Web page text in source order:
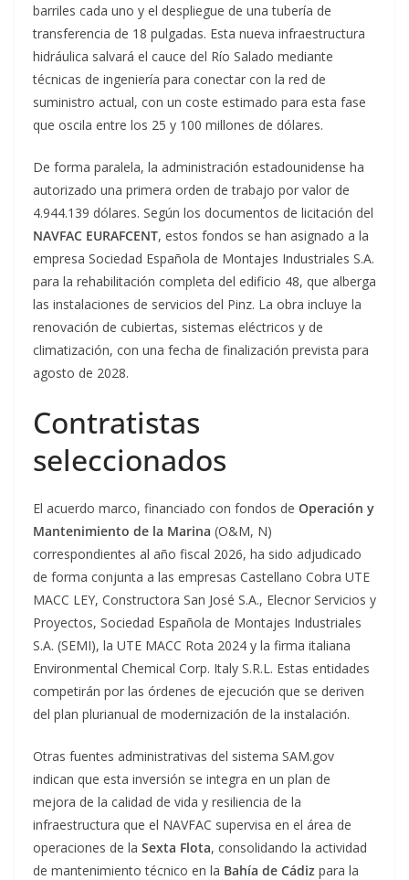
barriles cada uno y el despliegue de una tubería de
transferencia de 18 pulgadas. Esta nueva infraestructura
hidráulica salvará el cauce del Río Salado mediante
técnicas de ingeniería para conectar con la red de
suministro actual, con un coste estimado para esta fase
que oscila entre los 25 y 100 millones de dólares.
De forma paralela, la administración estadounidense ha
autorizado una primera orden de trabajo por valor de
4.944.139 dólares. Según los documentos de licitación del
NAVFAC EURAFCENT, estos fondos se han asignado a la
empresa Sociedad Española de Montajes Industriales S.A.
para la rehabilitación completa del edificio 48, que alberga
las instalaciones de servicios del Pinz. La obra incluye la
renovación de cubiertas, sistemas eléctricos y de
climatización, con una fecha de finalización prevista para
agosto de 2028.
Contratistas
seleccionados
El acuerdo marco, financiado con fondos de Operación y
Mantenimiento de la Marina (O&M, N)
correspondientes al año fiscal 2026, ha sido adjudicado
de forma conjunta a las empresas Castellano Cobra UTE
MACC LEY, Constructora San José S.A., Elecnor Servicios y
Proyectos, Sociedad Española de Montajes Industriales
S.A. (SEMI), la UTE MACC Rota 2024 y la firma italiana
Environmental Chemical Corp. Italy S.R.L. Estas entidades
competirán por las órdenes de ejecución que se deriven
del plan plurianual de modernización de la instalación.
Otras fuentes administrativas del sistema SAM.gov
indican que esta inversión se integra en un plan de
mejora de la calidad de vida y resiliencia de la
infraestructura que el NAVFAC supervisa en el área de
operaciones de la Sexta Flota, consolidando la actividad
de mantenimiento técnico en la Bahía de Cádiz para la